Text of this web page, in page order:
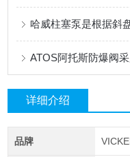
哈威柱塞泵是根据斜
ATOS阿托斯防爆阀
详细介绍
品牌